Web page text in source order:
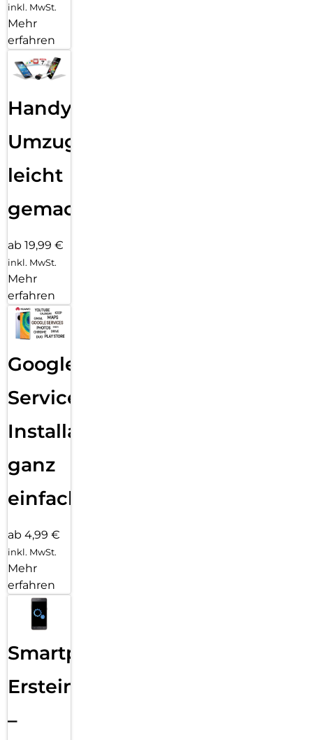
inkl. MwSt.
Mehr
erfahren
Handy
Umzug
leicht
gemacht!
ab 19,99 €
inkl. MwSt.
Mehr
erfahren
Google
Services
Installation
ganz
einfach
ab 4,99 €
inkl. MwSt.
Mehr
erfahren
Smartphone
Ersteinrichtung
–